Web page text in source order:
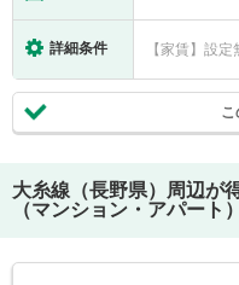
詳細条件 【家賃】設定
こ
大糸線（長野県）
周辺が
（マンション・アパート